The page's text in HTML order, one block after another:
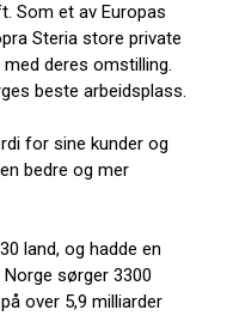
Som et av Europas
Steria store private
deres omstilling.
beste arbeidsplass.
for sine kunder og
bedre og mer
land, og hadde en
sørger 3300
over 5,9 milliarder